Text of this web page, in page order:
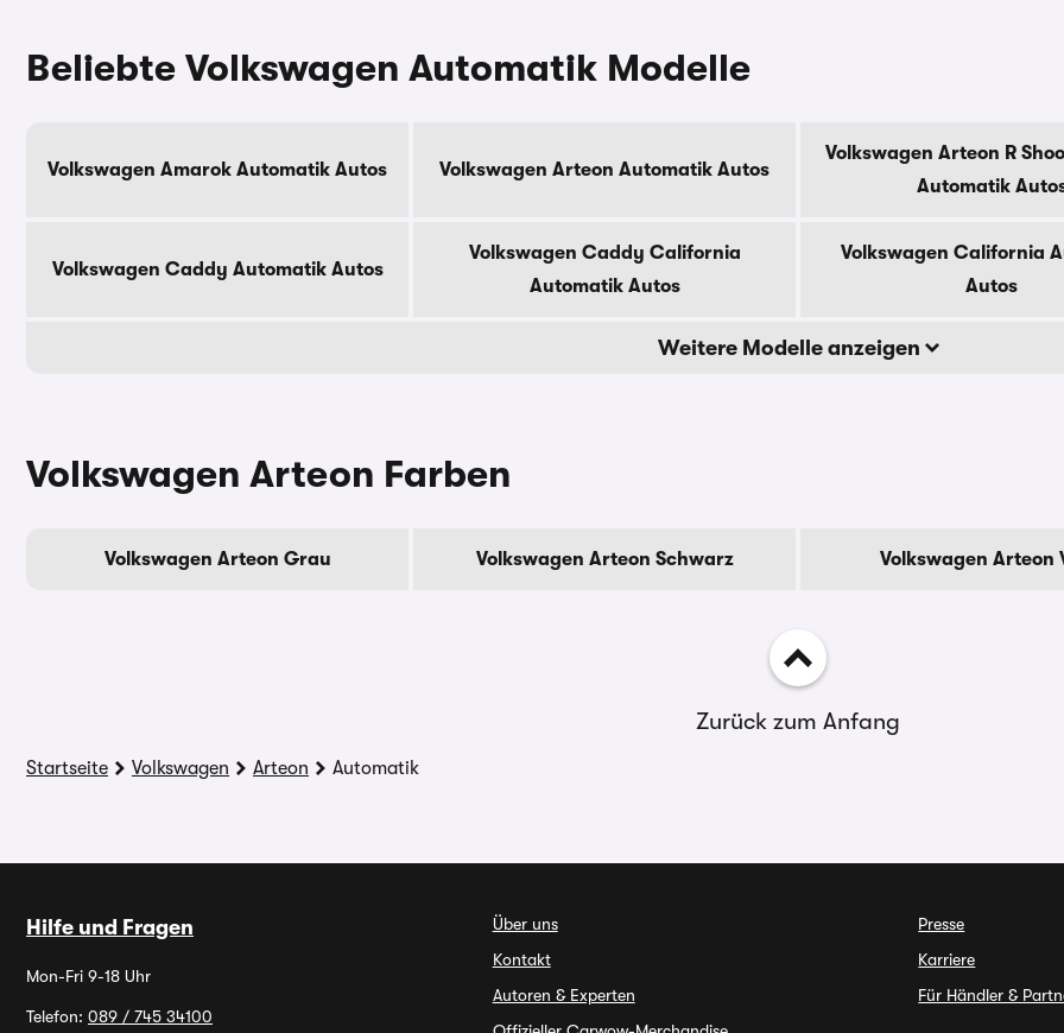
Beliebte Volkswagen Automatik Modelle
Volkswagen Amarok Automatik Autos Volkswagen Arteon Automatik Autos
Volkswagen Arteon R
Automatik
Volkswagen Caddy Automatik Autos
Volkswagen Caddy California
Automatik Autos
Volkswagen California
Autos
Weitere Modelle anzeigen
Volkswagen Arteon Farben
Volkswagen Arteon Grau Volkswagen Arteon Schwarz Volkswagen Arteon
Zurück zum Anfang
Startseite Volkswagen Arteon Automatik
Hilfe und Fragen
Mon-Fri 9-18 Uhr
Telefon: 089 / 745 34100
Über uns
Kontakt
Autoren & Experten
Presse
Karriere
Für Händler &